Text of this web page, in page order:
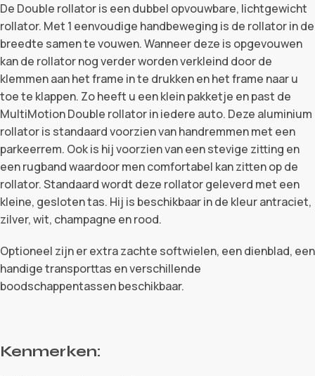
De Double rollator is een dubbel opvouwbare, lichtgewicht
rollator. Met 1 eenvoudige handbeweging is de rollator in de
breedte samen te vouwen. Wanneer deze is opgevouwen
kan de rollator nog verder worden verkleind door de
klemmen aan het frame in te drukken en het frame naar u
toe te klappen. Zo heeft u een klein pakketje en past de
MultiMotion Double rollator in iedere auto. Deze aluminium
rollator is standaard voorzien van handremmen met een
parkeerrem. Ook is hij voorzien van een stevige zitting en
een rugband waardoor men comfortabel kan zitten op de
rollator. Standaard wordt deze rollator geleverd met een
kleine, gesloten tas. Hij is beschikbaar in de kleur antraciet,
zilver, wit, champagne en rood.
Optioneel zijn er extra zachte softwielen, een dienblad, een
handige transporttas en verschillende
boodschappentassen beschikbaar.
Kenmerken: